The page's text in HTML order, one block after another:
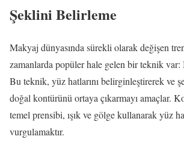
Şeklini Belirleme
Makyaj dünyasında sürekli olarak değişen
zamanlarda popüler hale gelen bir teknik var:
Bu teknik, yüz hatlarını belirginleştirerek ve
doğal kontürünü ortaya çıkarmayı amaçlar.
temel prensibi, ışık ve gölge kullanarak yüz
vurgulamaktır.